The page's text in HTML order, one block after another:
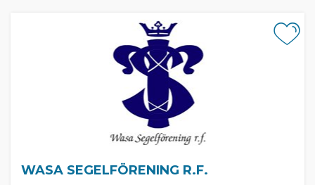
WASA SEGELFÖRENING R.F.